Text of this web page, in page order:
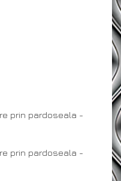
prin pardoseala -
prin pardoseala -